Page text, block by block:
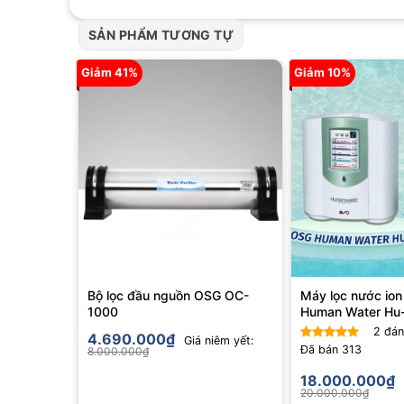
nước lọc trung tính, nước ion kiềm cho uống, nấu ăn,
trong nhóm giá từ 50 triệu đến 70 triệu.
SẢN PHẨM TƯƠNG TỰ
Giảm 41%
Bộ lọc đầu nguồn OSG OC-
1000
4.690.000₫
Giá niêm yết:
8.000.000₫
Giảm 10%
Máy lọc nước ion
Human Water
Được
4.005
sao
2
Đã bán 313
18.000.000₫
20.000.000₫